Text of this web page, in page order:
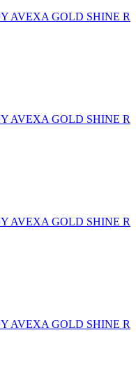
AVEXA GOLD SHINE R
AVEXA GOLD SHINE R
AVEXA GOLD SHINE R
AVEXA GOLD SHINE R